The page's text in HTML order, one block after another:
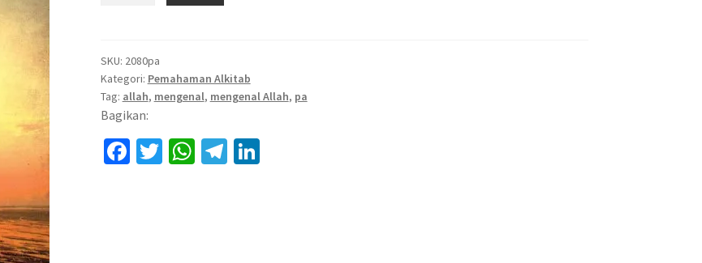
SKU: 2080pa
Kategori: Pemahaman Alkitab
Tag: allah, mengenal, mengenal Allah, pa
Bagikan:
Fa T W Te Li